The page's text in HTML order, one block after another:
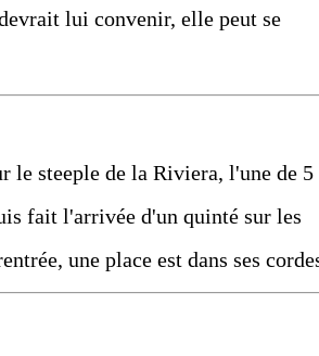
lui convenir, elle peut se
le steeple de la Riviera, l'une de 5
fait l'arrivée d'un quinté sur les
une place est dans ses